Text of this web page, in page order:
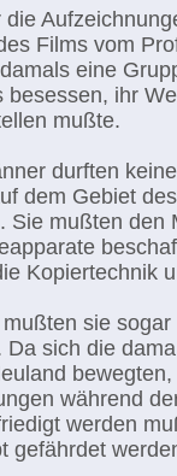
die
Films vom
eine
besessen, ihr
mußte.
durften
dem Gebiet
Sie mußten den
Kopiertechnik
sie
Da sich die
während
werden
gefährdet